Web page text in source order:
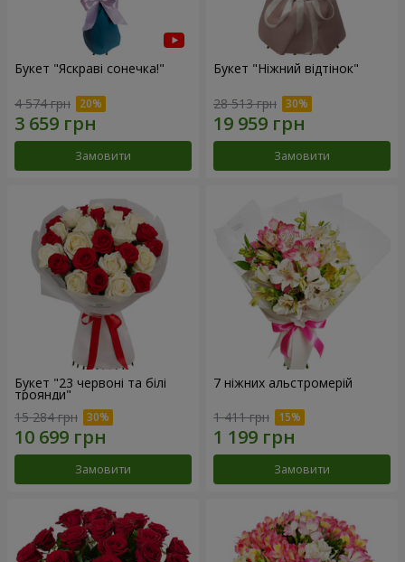
Букет "Яскраві сонечка!"
4 574 грн
Замовити
Букет "Ніжний відтінок"
28 513 грн
Замовити
Букет "23 червоні та білі
троянди"
15 284 грн
Замовити
7 ніжних альстромерій
1 411 грн
Замовити